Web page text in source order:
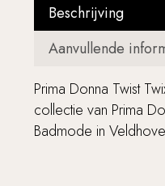
Beschrijving
Aanvullende
Prima Donna Twist
collectie van Prima
Badmode in